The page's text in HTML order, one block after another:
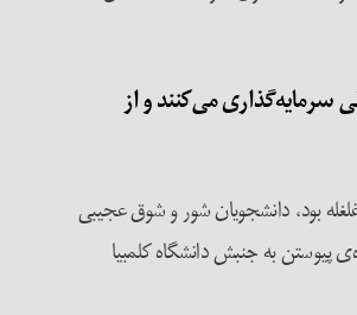
سرمایه‌گذاری می‌کنند و از
بود، دانشجویان شور و شوق عجیبی
پیوستن به جنبش دانشگاه کلمبیا